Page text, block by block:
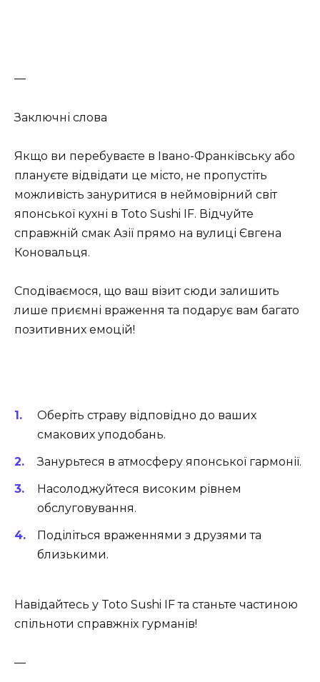
—
Заключні слова
Якщо ви перебуваєте в Івано-Франківську або
плануєте відвідати це місто, не пропустіть
можливість зануритися в неймовірний світ
японської кухні в Toto Sushi IF. Відчуйте
справжній смак Азії прямо на вулиці Євгена
Коновальця.
Сподіваємося, що ваш візит сюди залишить
лише приємні враження та подарує вам багато
позитивних емоцій!
Оберіть страву відповідно до ваших
смакових уподобань.
Занурьтеся в атмосферу японської гармонії.
Насолоджуйтеся високим рівнем
обслуговування.
Поділіться враженнями з друзями та
близькими.
Навідайтесь у Toto Sushi IF та станьте частиною
спільноти справжніх гурманів!
—